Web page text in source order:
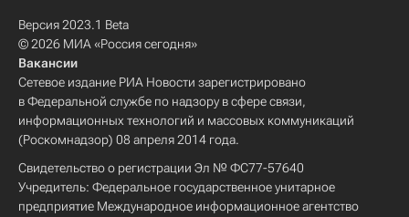
Версия 2023.1 Beta
© 2026 МИА «Россия сегодня»
Вакансии
Сетевое издание РИА Новости зарегистрировано
в Федеральной службе по надзору в сфере связи,
информационных технологий и массовых коммуникаций
(Роскомнадзор) 08 апреля 2014 года.
Свидетельство о регистрации Эл № ФС77-57640
Учредитель: Федеральное государственное унитарное
предприятие Международное информационное агентство